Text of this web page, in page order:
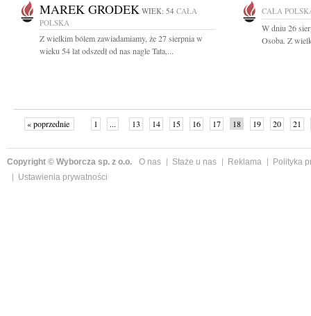
MAREK GRODEK WIEK: 54 CAŁA
POLSKA
Z wielkim bólem zawiadamiamy, że 27 sierpnia w
wieku 54 lat odszedł od nas nagle Tata,...
CAŁA
W dniu 26
Osoba. Z
« poprzednie 1 ... 13 14 15 16 17 18 19 20
21
Copyright © Wyborcza sp. z o.o. O nas Staże u nas Reklama
Polityka
Ustawienia prywatności